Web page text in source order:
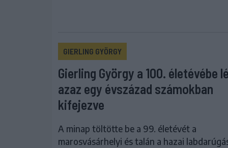
GIERLING GYÖRGY
Gierling György a 100. életévébe
azaz egy évszázad számokban
kifejezve
A minap töltötte be a 99. életévét a
marosvásárhelyi és talán a hazai